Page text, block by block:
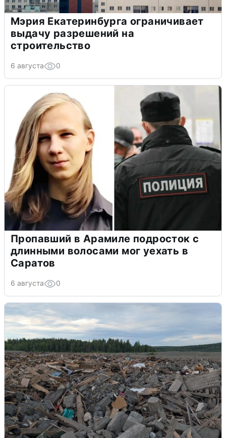
Мэрия Екатеринбурга ограничивает
выдачу разрешений на
строительство
6 августа 0
Пропавший в Арамиле подросток с
длинными волосами мог уехать в
Саратов
6 августа 0